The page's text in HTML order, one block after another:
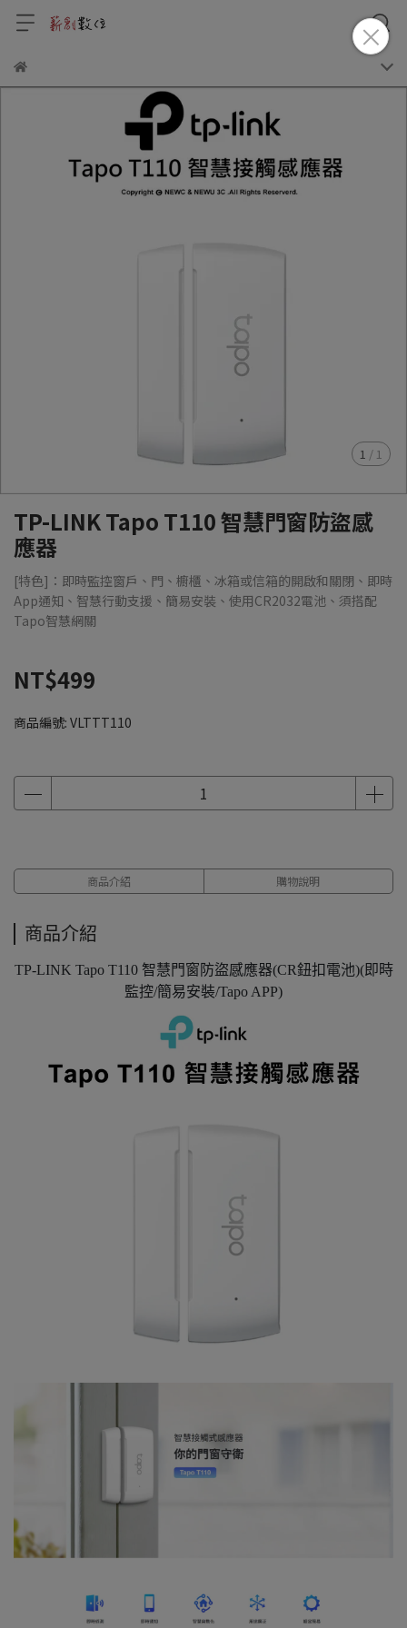
1 / 1
TP-LINK Tapo T110 智慧門窗防盜感
應器
[特色]：即時監控窗戶、門、櫥櫃、冰箱或信箱的開啟和關閉、即時
App通知、智慧行動支援、簡易安裝、使用CR2032電池、須搭配
Tapo智慧網關
NT$499
商品編號: VLTTT110
商品介紹 購物說明
商品介紹
TP-LINK Tapo T110 智慧門窗防盜感應器(CR鈕扣電池)(即時
監控/簡易安裝/Tapo APP)